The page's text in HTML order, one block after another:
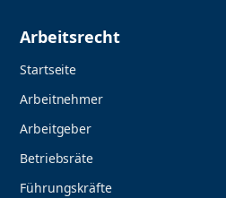
Arbeitsrecht
Startseite
Arbeitnehmer
Arbeitgeber
Betriebsräte
Führungskräfte